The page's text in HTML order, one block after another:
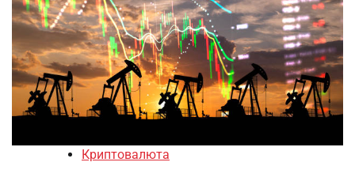
Криптовалюта